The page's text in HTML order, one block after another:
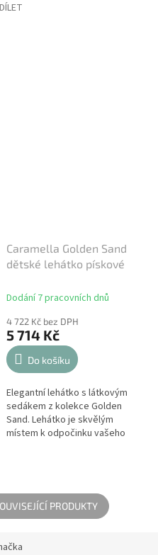
Caramella Golden Sand
dětské lehátko pískové
Dodání 7 pracovních dnů
4 722 Kč bez DPH
5 714 Kč
Do košíku
Elegantní lehátko s látkovým
sedákem z kolekce Golden
Sand. Lehátko je skvělým
místem k odpočinku vašeho
PRODUKTY